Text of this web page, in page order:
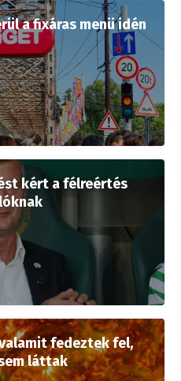
a fixáras menü idén
kért a félreértés
fedeztek fel,
láttak